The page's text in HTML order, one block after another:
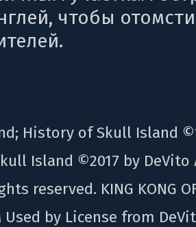
чтобы
History of Skull Island
Island ©️2017 by DeVito
reserved. KING KONG
Used by License from